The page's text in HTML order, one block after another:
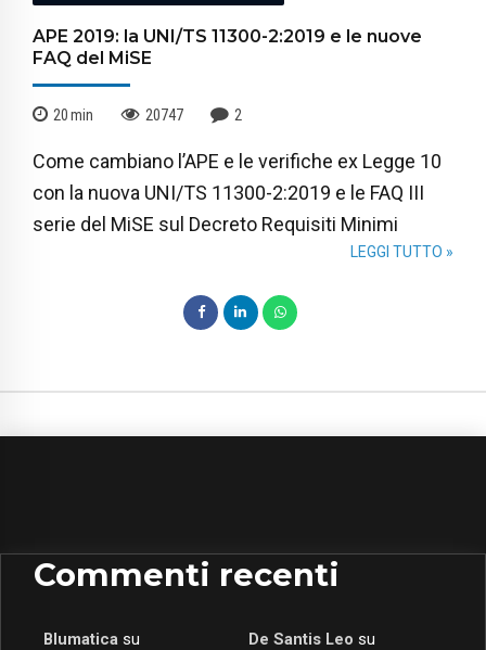
APE 2019: la UNI/TS 11300-2:2019 e le nuove
FAQ del MiSE
20min 20747 2
Come cambiano l’APE e le verifiche ex Legge 10
con la nuova UNI/TS 11300-2:2019 e le FAQ III
serie del MiSE sul Decreto Requisiti Minimi
LEGGI TUTTO »
Commenti recenti
Blumaticasu
De Santis Leo su